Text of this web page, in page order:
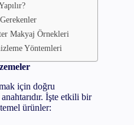
Makyaj Örnekleri
Yöntemleri
için doğru
İşte etkili bir
ürünler: